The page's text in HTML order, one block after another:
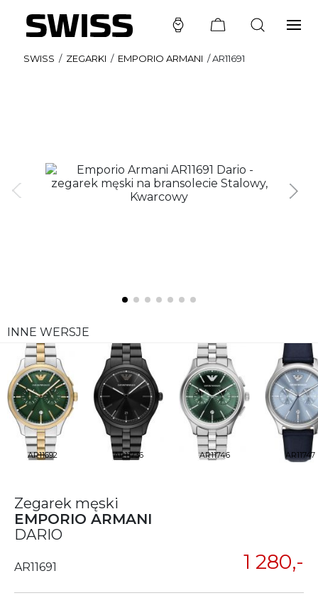
SWISS / ZEGARKI / EMPORIO ARMANI /AR11691
INNE WERSJE
AR11692 AR11736 AR11746 AR11747
Zegarek męski
EMPORIO ARMANI
DARIO
AR11691 1 280,-